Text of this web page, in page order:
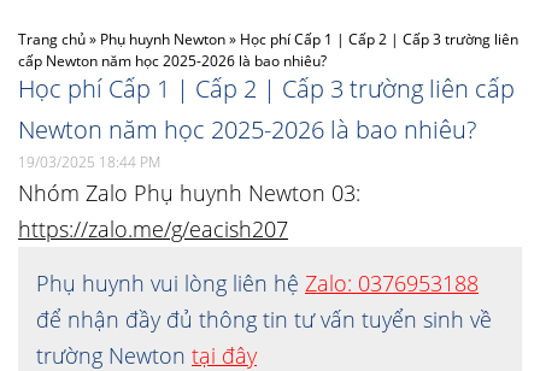
Trang chủ» Phụ huynh Newton» Học phí Cấp 1 | Cấp 2 | Cấp 3 trường liên
cấp Newton năm học 2025-2026 là bao nhiêu?
Học phí Cấp 1 | Cấp 2 | Cấp 3 trường liên cấp
Newton năm học 2025-2026 là bao nhiêu?
19/03/2025 18:44 PM
Nhóm Zalo Phụ huynh Newton 03:
https://zalo.me/g/eacish207
Phụ huynh vui lòng liên hệ Zalo: 0376953188
để nhận đầy đủ thông tin tư vấn tuyển sinh về
trường Newton tại đây